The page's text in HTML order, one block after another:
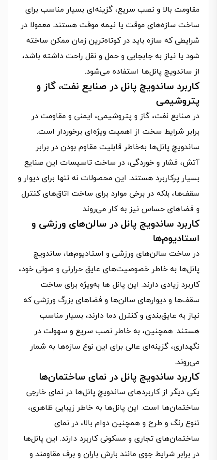
مقاومت بالا و نصب سریع، گزینه‌ای بسیار مناسب برای
ساخت سازه‌های موقت یا نیمه‌ موقت هستند. معمولا در
شرایطی که سازه باید در کوتاه‌ترین زمان ممکن ساخته
شود یا نیاز به جابجایی و حمل‌ و نقل راحت داشته باشد،
از ساندویچ پانل‌ها استفاده می‌شود.
کاربرد ساندویچ پانل در صنایع نفت، گاز و
پتروشیمی
در صنایع نفت، گاز و پتروشیمی، ایمنی و مقاومت در
برابر شرایط سخت از اهمیت ویژه‌ای برخوردار است.
ساندویچ پانل‌ها به‌خاطر قابلیت مقاوم بودن در برابر
آتش، فشار و خوردگی، در ساخت تاسیسات این صنایع
بسیار پرکاربرد هستند. این محصولات نه‌ تنها برای دیوار و
سقف‌ها، بلکه در برخی موارد برای ساخت اتاق‌های کنترل
و فضاهای حساس نیز به‌ کار می‌روند.
کاربرد ساندویچ پانل در سالن‌های ورزشی و
استادیوم‌ها
در ساخت سالن‌های ورزشی و استادیوم‌ها، ساندویچ
پانل‌ها به‌ خاطر خصوصیت‌های عایق حرارتی و صوتی خود،
کاربرد زیادی دارند. این پانل‌ ها به‌ویژه برای ساخت
سقف‌ها و دیوارهای سالن‌ها و فضاهای بزرگ ورزشی که
نیاز به عایق‌بندی و کنترل دما دارند، بسیار مناسب
هستند. همچنین، به‌ خاطر نصب سریع و سهولت در
نگهداری، گزینه‌ای عالی برای این نوع سازه‌ها به شمار
می‌روند.
کاربرد ساندویچ پانل در نمای ساختمان‌ها
یکی دیگر از کاربردهای ساندویچ پانل‌ها در نمای خارجی
ساختمان‌ها است. این پانل‌ها به‌ خاطر زیبایی ظاهری،
تنوع رنگ و طرح و همچنین دوام بالا، در نمای
ساختمان‌های تجاری و مسکونی کاربرد دارند. این پانل‌ها
در برابر شرایط جوی مانند بارش باران و برف مقاومند و